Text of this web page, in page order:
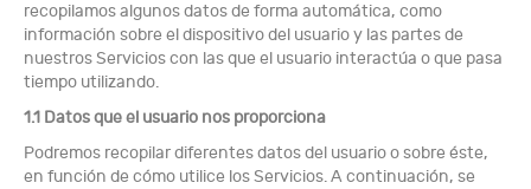
recopilamos algunos datos de forma automática, como
información sobre el dispositivo del usuario y las partes de
nuestros Servicios con las que el usuario interactúa o que pasa
tiempo utilizando.
1.1 Datos que el usuario nos proporciona
Podremos recopilar diferentes datos del usuario o sobre éste,
en función de cómo utilice los Servicios. A continuación, se